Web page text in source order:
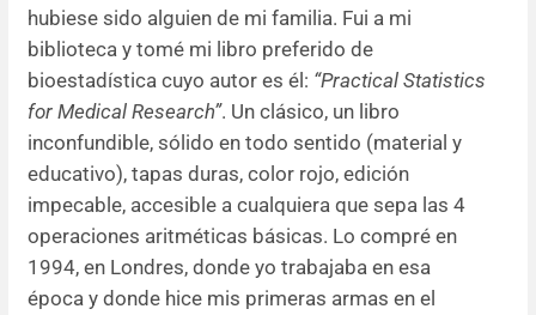
Políticas editoriales
Instrucciones para autores
Patrocinadores y financiamiento
Editores
Comité editorial
hubiese sido alguien de mi familia. Fui a mi
biblioteca y tomé mi libro preferido de
bioestadística cuyo autor es él: “Practical Statistics
for Medical Research”. Un clásico, un libro
inconfundible, sólido en todo sentido (material y
educativo), tapas duras, color rojo, edición
impecable, accesible a cualquiera que sepa las 4
operaciones aritméticas básicas. Lo compré en
1994, en Londres, donde yo trabajaba en esa
época y donde hice mis primeras armas en el